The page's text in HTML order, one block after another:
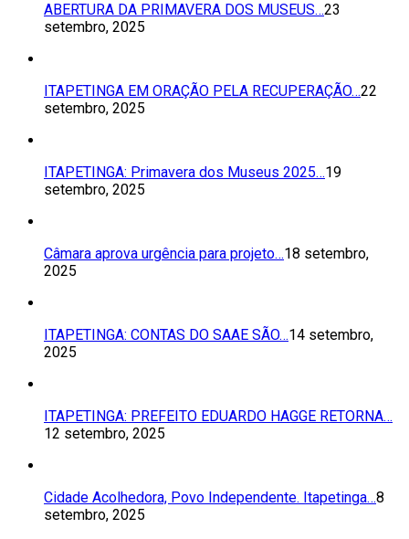
ABERTURA DA PRIMAVERA DOS MUSEUS…23
setembro, 2025
ITAPETINGA EM ORAÇÃO PELA RECUPERAÇÃO…22
setembro, 2025
ITAPETINGA: Primavera dos Museus 2025…19
setembro, 2025
Câmara aprova urgência para projeto…18 setembro,
2025
ITAPETINGA: CONTAS DO SAAE SÃO…14 setembro,
2025
ITAPETINGA: PREFEITO EDUARDO HAGGE RETORNA…
12 setembro, 2025
Cidade Acolhedora, Povo Independente. Itapetinga…8
setembro, 2025